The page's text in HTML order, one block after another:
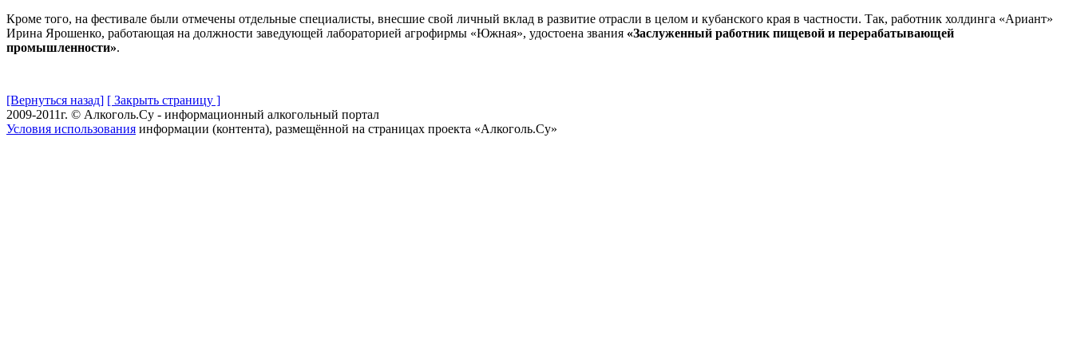
Кроме того, на фестивале были отмечены отдельные специалисты, внесшие свой личный вклад в развитие отрасли в целом и кубанского края в частности. Так, работник холдинга «Ариант»
Ирина Ярошенко, работающая на должности заведующей лабораторией агрофирмы «Южная», удостоена звания «Заслуженный работник пищевой и перерабатывающей
промышленности».
[Вернуться назад] [ Закрыть страницу ]
2009-2011г. © Алкоголь.Су - информационный алкогольный портал
Условия использования информации (контента), размещённой на страницах проекта «Алкоголь.Су»